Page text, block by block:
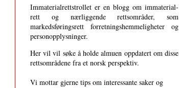
Immaterialrettstrollet er en blogg om immaterial­
rett og nærliggende retts­områder, som
markedsføringsrett forret­nings­­hemmeligheter og
person­opplysninger.
Her vil vil søke å holde almuen oppdatert om disse
rettsområdene fra et norsk perspektiv.
Vi mottar gjerne tips om interessante saker og